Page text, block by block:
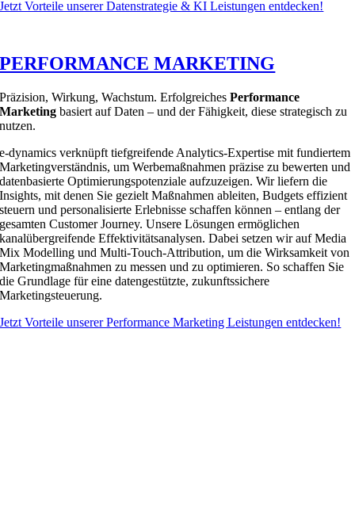
Jetzt Vorteile unserer Datenstrategie & KI Leistungen entdecken!
PERFORMANCE MARKETING
Präzision, Wirkung, Wachstum. ErfolgreichesPerformance
Marketing basiert auf Daten – und der Fähigkeit, diese strategisch zu
nutzen.
e-dynamics verknüpft tiefgreifende Analytics-Expertise mit fundiertem
Marketingverständnis, um Werbemaßnahmen präzise zu bewerten und
datenbasierte Optimierungspotenziale aufzuzeigen. Wir liefern die
Insights, mit denen Sie gezielt Maßnahmen ableiten, Budgets effizient
steuern und personalisierte Erlebnisse schaffen können – entlang der
gesamten Customer Journey.Unsere Lösungen ermöglichen
kanalübergreifende Effektivitätsanalysen. Dabei setzen wir auf Media
Mix Modelling und Multi-Touch-Attribution, um die Wirksamkeit von
Marketingmaßnahmen zu messen und zu optimieren. So schaffen Sie
die Grundlage für eine datengestützte, zukunftssichere
Marketingsteuerung.
Jetzt Vorteile unserer Performance Marketing Leistungen entdecken!